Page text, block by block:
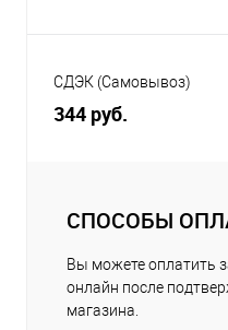
СДЭК (Самовывоз)
344 руб.
СПОСОБЫ
Вы можете оплатить
онлайн после
магазина.